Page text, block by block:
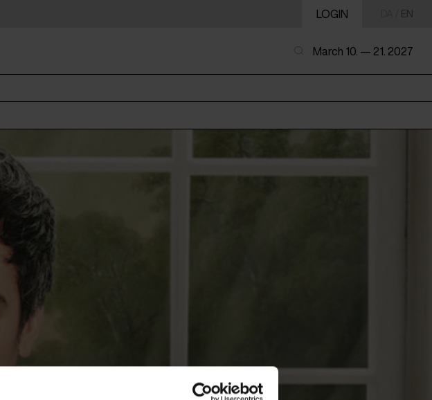
LOGIN EN
March 10. — 21. 2027